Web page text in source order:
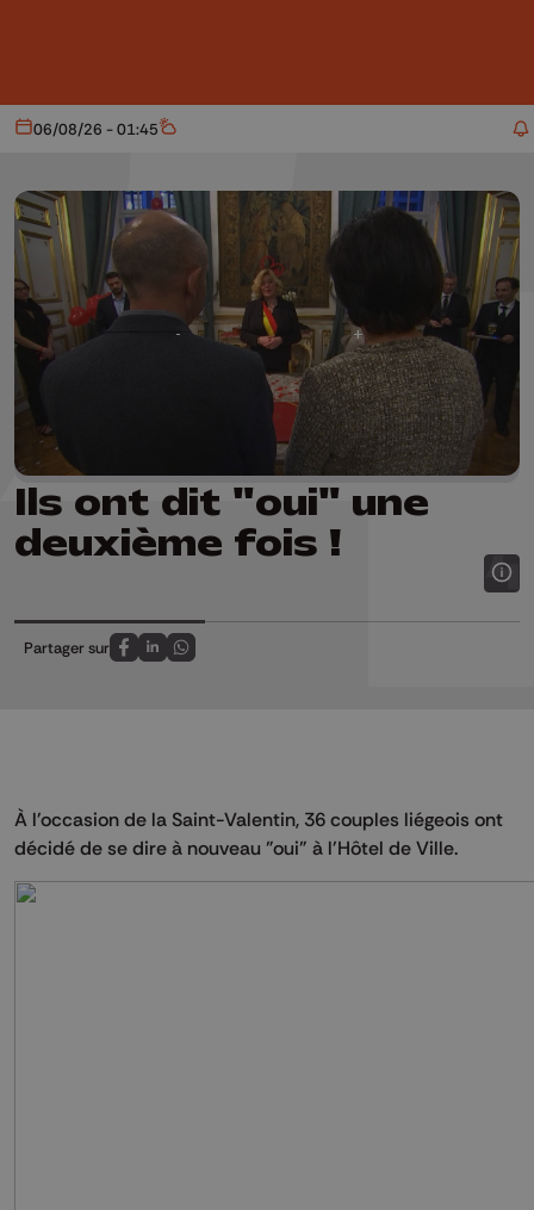
Aujourd'hui
06/08/26 - 01:45 Météo
Ils ont dit "oui" une
deuxième fois !
Partager sur
Partagez sur FaceBook
Partagez sur LinkedIn
Partagez sur Whatsapp
À l'occasion de la Saint-Valentin, 36 couples liégeois ont
décidé de se dire à nouveau "oui" à l'Hôtel de Ville.